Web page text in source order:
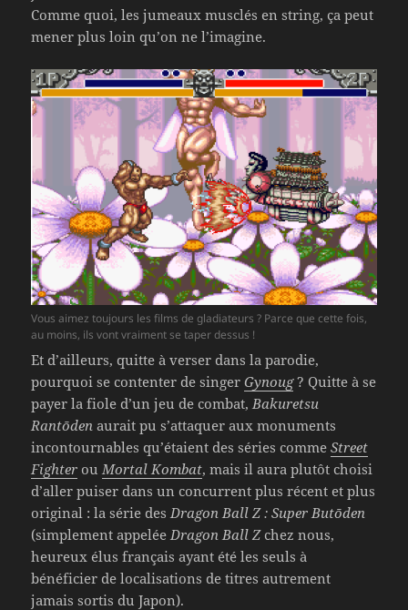
Comme quoi, les jumeaux musclés en string, ça peut
mener plus loin qu’on ne l’imagine.
Vous aimez toujours les films de gladiateurs ? Parce que cette fois,
au moins, ils vont vraiment se taper dessus !
Et d’ailleurs, quitte à verser dans la parodie,
pourquoi se contenter de singerGynoug? Quitte à se
payer la fiole d’un jeu de combat, Bakuretsu
Rantōden aurait pu s’attaquer aux monuments
incontournables qu’étaient des séries commeStreet
Fighter ou Mortal Kombat, mais il aura plutôt choisi
d’aller puiser dans un concurrent plus récent et plus
original : la série des Dragon Ball Z : Super Butōden
(simplement appelée Dragon Ball Zchez nous,
heureux élus français ayant été les seuls à
bénéficier de localisations de titres autrement
jamais sortis du Japon).